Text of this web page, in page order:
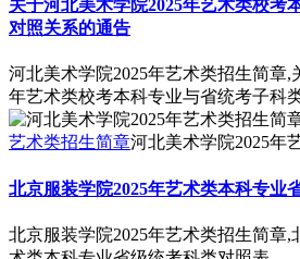
关于河北美术学院2025年艺术类校考
对照关系的通告
河北美术学院2025年艺术类招生简章,
年艺术类校考本科专业与省统考子科
艺术类招生简章河北美术学院2025年
北京服装学院2025年艺术类本科专业
北京服装学院2025年艺术类招生简章,